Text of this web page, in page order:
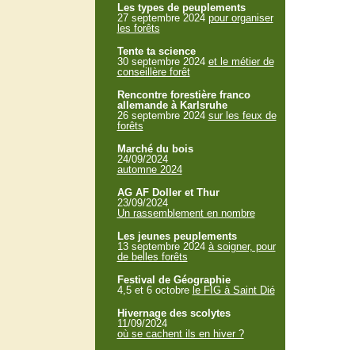
Les types de peuplements
27 septembre 2024 pour organiser
les forêts
Tente ta science
30 septembre 2024 et le métier de
conseillère forêt
Rencontre forestière franco
allemande à Karlsruhe
26 septembre 2024 sur les feux de
forêts
Marché du bois
24/09/2024
automne 2024
AG AF Doller et Thur
23/09/2024
Un rassemblement en nombre
Les jeunes peuplements
13 septembre 2024 à soigner, pour
de belles forêts
Festival de Géographie
4,5 et 6 octobre le FIG à Saint Dié
Hivernage des scolytes
11/09/2024
où se cachent ils en hiver ?